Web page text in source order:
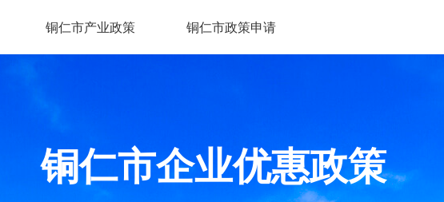
铜仁市产业政策 铜仁市政策申请
铜仁市企业优惠政策